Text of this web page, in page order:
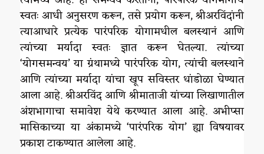
स्वतः आधी अनुसरण करून, तसे प्रयोग करून, श्रीअरविंदांनी
त्याआधारे प्रत्येक पारंपरिक योगामधील बलस्थानं आणि
त्यांच्या मर्यादा स्वतः ज्ञात करून घेतल्या. त्यांच्या
‘योगसमन्वय’ या ग्रंथामध्ये पारंपरिक योग, त्यांची बलस्थाने
आणि त्यांच्या मर्यादा यांचा खूप सविस्तर धांडोळा घेण्यात
आला आहे. श्रीअरविंद आणि श्रीमाताजी यांच्या लिखाणातील
अंशभागाचा समावेश येथे करण्यात आला आहे. अभीप्सा
मासिकाच्या या अंकामध्ये ‘पारंपरिक योग’ ह्या विषयावर
प्रकाश टाकण्यात आलेला आहे.